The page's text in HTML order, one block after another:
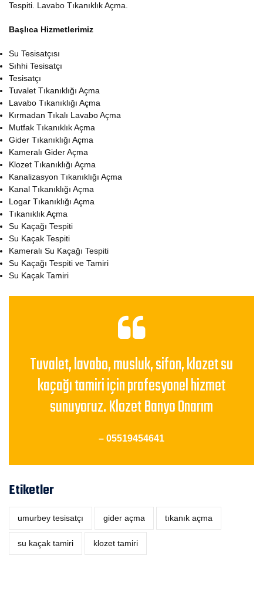
Tespiti. Lavabo Tıkanıklık Açma.
Başlıca Hizmetlerimiz
Su Tesisatçısı
Sıhhi Tesisatçı
Tesisatçı
Tuvalet Tıkanıklığı Açma
Lavabo Tıkanıklığı Açma
Kırmadan Tıkalı Lavabo Açma
Mutfak Tıkanıklık Açma
Gider Tıkanıklığı Açma
Kameralı Gider Açma
Klozet Tıkanıklığı Açma
Kanalizasyon Tıkanıklığı Açma
Kanal Tıkanıklığı Açma
Logar Tıkanıklığı Açma
Tıkanıklık Açma
Su Kaçağı Tespiti
Su Kaçak Tespiti
Kameralı Su Kaçağı Tespiti
Su Kaçağı Tespiti ve Tamiri
Su Kaçak Tamiri
Tuvalet, lavabo, musluk, sifon, klozet su
kaçağı tamiri için profesyonel hizmet
sunuyoruz. Klozet Banyo Onarım
– 05519454641
Etiketler
umurbey tesisatçı ‎gider açma tıkanık açma
su kaçak tamiri klozet tamiri